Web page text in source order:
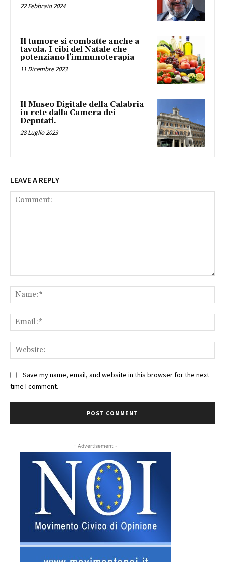
22 Febbraio 2024
Il tumore si combatte anche a
tavola. I cibi del Natale che
potenziano l’immunoterapia
11 Dicembre 2023
Il Museo Digitale della Calabria
in rete dalla Camera dei
Deputati.
28 Luglio 2023
LEAVE A REPLY
Save my name, email, and website in this browser for the next
time I comment.
- Advertisement -